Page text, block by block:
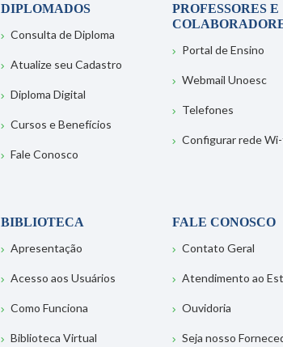
DIPLOMADOS
Consulta de Diploma
Atualize seu Cadastro
Diploma Digital
Cursos e Benefícios
Fale Conosco
PROFESSORES E
Portal de Ensino
Webmail Unoesc
Telefones
Configurar rede
BIBLIOTECA
Apresentação
Acesso aos Usuários
Como Funciona
Biblioteca Virtual
FALE CONOSCO
Contato Geral
Atendimento ao
Ouvidoria
Seja nosso